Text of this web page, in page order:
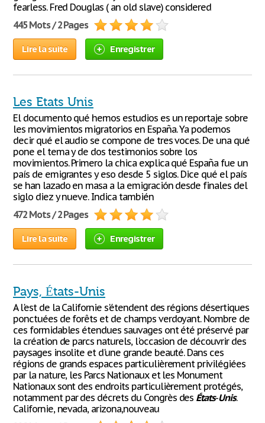
fearless. Fred Douglas ( an old slave) considered
445 Mots / 2 Pages
Lire la suite Enregistrer
Les Etats Unis
El documento qué hemos estudios es un reportaje sobre
les movimientos migratorios en España. Ya podemos
decir qué el audio se compone de tres voces. De una qué
pone el tema y de dos testimonios sobre los
movimientos. Primero la chica explica qué España fue un
país de emigrantes y eso desde 5 siglos. Dice qué el país
se han lazado en masa a la emigración desde finales del
siglo diez y nueve. Indica también
472 Mots / 2 Pages
Lire la suite Enregistrer
Pays, États-Unis
A l'est de la Californie s'étendent des régions désertiques
ponctuées de forêts et de champs verdoyant. Nombre de
ces formidables étendues sauvages ont été préservé par
la création de parcs naturels, l'occasion de découvrir des
paysages insolite et d'une grande beauté. Dans ces
régions de grands espaces particulièrement privilégiées
par la nature, les Parcs Nationaux et les Monument
Nationaux sont des endroits particulièrement protégés,
notamment par des décrets du Congrès des États-Unis.
Californie, nevada, arizona,nouveau